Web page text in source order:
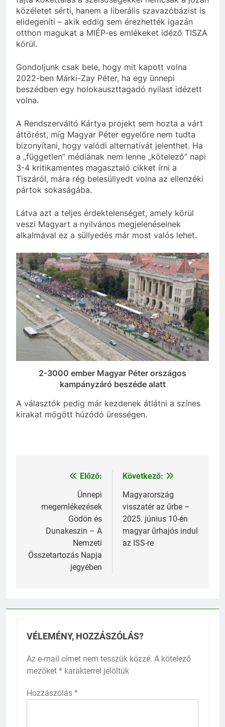
közéletet sérti, hanem a liberális szavazóbázist is
elidegeníti – akik eddig sem érezhették igazán
otthon magukat a MIÉP-es emlékeket idéző TISZA
körül.
Gondoljunk csak bele, hogy mit kapott volna
2022-ben Márki-Zay Péter, ha egy ünnepi
beszédben egy holokauszttagadó nyilast idézett
volna.
A Rendszerváltó Kártya projekt sem hozta a várt
áttörést, míg Magyar Péter egyelőre nem tudta
bizonyítani, hogy valódi alternatívát jelenthet. Ha
a „független” médiának nem lenne „kötelező” napi
3-4 kritikamentes magasztaló cikket írni a
Tiszáról, mára rég belesüllyedt volna az ellenzéki
pártok sokaságába.
Látva azt a teljes érdektelenséget, amely körül
veszi Magyart a nyilvános megjelenéseinek
alkalmával ez a süllyedés már most valós lehet.
2-3000 ember Magyar Péter országos
kampányzáró beszéde alatt
A választók pedig már kezdenek átlátni a színes
kirakat mögött húzódó ürességen.
BejegyzésElőző:
Ünnepi
megemlékezések
Gödön és
Dunakeszin – A
Nemzeti
Összetartozás Napja
jegyében
Következő:
Magyarország
visszatér az űrbe –
2025. június 10-én
magyar űrhajós indul
az ISS-re
VÉLEMÉNY, HOZZÁSZÓLÁS?
Az e-mail címet nem tesszük közzé. A kötelező
mezőket * karakterrel jelöltük
Hozzászólás *